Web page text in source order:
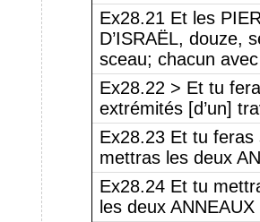
Ex28.21 Et les
D’ISRAËL, douze,
sceau; chacun
Ex28.22 > Et tu
extrémités [d’un]
Ex28.23 Et tu feras
mettras les deux
Ex28.24 Et tu
les deux